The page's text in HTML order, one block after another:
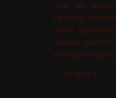
тем не
Лучшие
свои
самый
которое при
56 Фото